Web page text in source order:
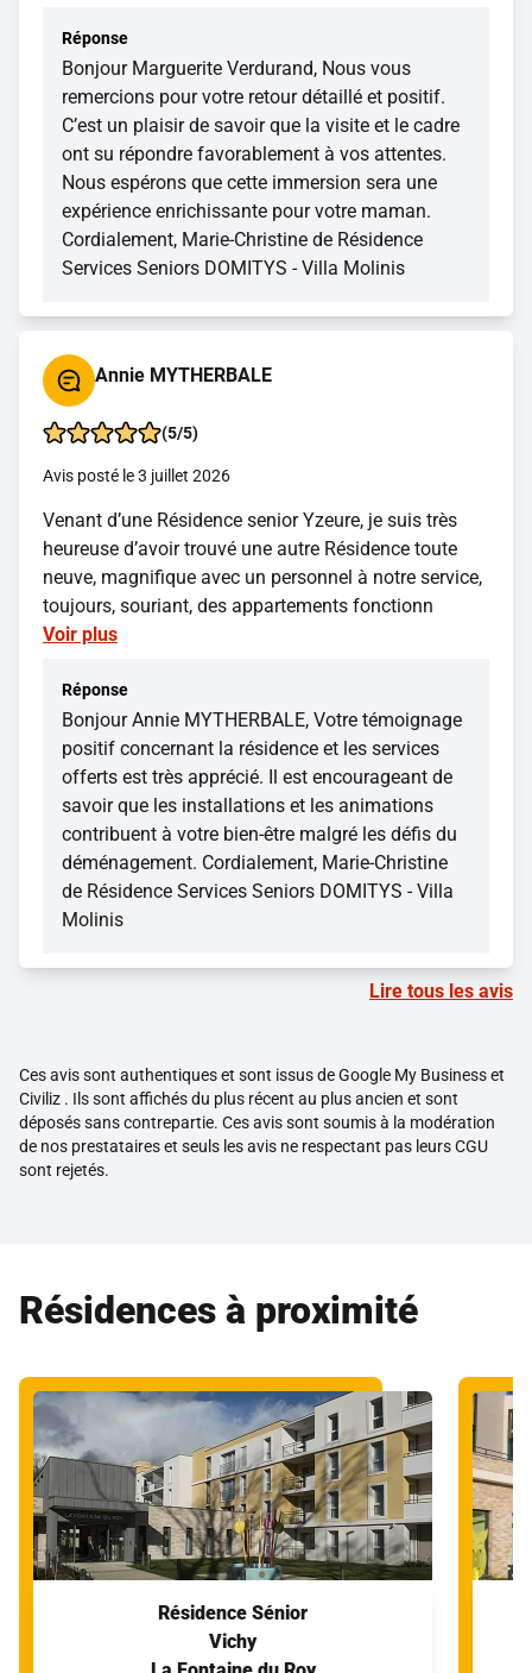
Réponse
Bonjour Marguerite Verdurand, Nous vous
remercions pour votre retour détaillé et positif.
C’est un plaisir de savoir que la visite et le cadre
ont su répondre favorablement à vos attentes.
Nous espérons que cette immersion sera une
expérience enrichissante pour votre maman.
Cordialement, Marie-Christine de Résidence
Services Seniors DOMITYS - Villa Molinis
Annie MYTHERBALE
(5/5)
Avis posté le 3 juillet 2026
Venant d’une Résidence senior Yzeure, je suis très
heureuse d’avoir trouvé une autre Résidence toute
neuve, magnifique avec un personnel à notre service,
toujours, souriant, des appartements fonctionn
Voir plus
Réponse
Bonjour Annie MYTHERBALE, Votre témoignage
positif concernant la résidence et les services
offerts est très apprécié. Il est encourageant de
savoir que les installations et les animations
contribuent à votre bien-être malgré les défis du
déménagement. Cordialement, Marie-Christine
de Résidence Services Seniors DOMITYS - Villa
Molinis
Lire tous les avis
Ces avis sont authentiques et sont issus de Google My Business et
Civiliz . Ils sont affichés du plus récent au plus ancien et sont
déposés sans contrepartie. Ces avis sont soumis à la modération
de nos prestataires et seuls les avis ne respectant pas leurs CGU
sont rejetés.
Résidences à proximité
Résidence Sénior
Vichy